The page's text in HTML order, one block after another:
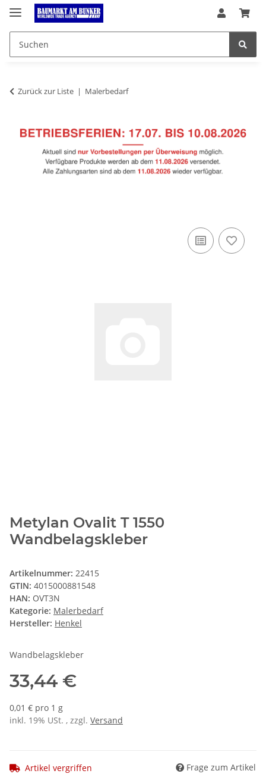
Zurück zur Liste Malerbedarf
Metylan Ovalit T 1550
Wandbelagskleber
Artikelnummer: 22415
GTIN: 4015000881548
HAN: OVT3N
Kategorie: Malerbedarf
Hersteller: Henkel
Wandbelagskleber
33,44 €
0,01 € pro 1 g
inkl. 19% USt. , zzgl. Versand
Artikel vergriffen Frage zum Artikel